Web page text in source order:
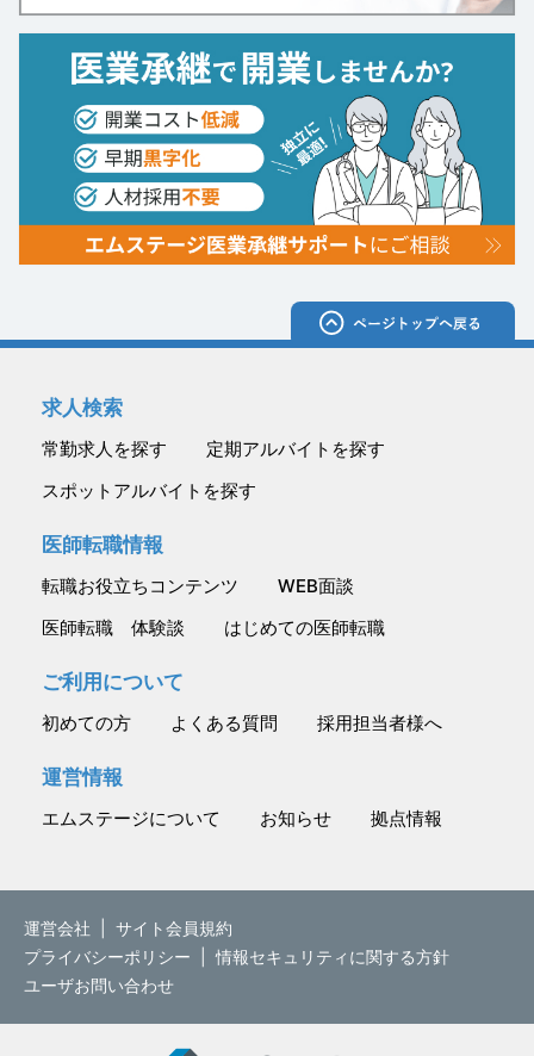
求人検索
常勤求人を探す
定期アルバイトを探す
スポットアルバイトを探す
医師転職情報
転職お役立ちコンテンツ
WEB面談
医師転職 体験談
はじめての医師転職
ご利用について
初めての方 よくある質問 採用担当者様へ
運営情報
エムステージについて お知らせ 拠点情報
運営会社
サイト会員規約
プライバシーポリシー
情報セキュリティに関する方針
ユーザお問い合わせ